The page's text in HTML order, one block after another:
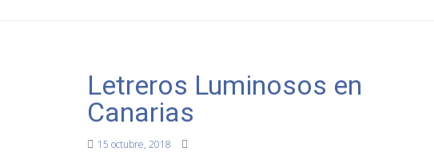
Letreros Luminosos en
Canarias
15 octubre, 2018